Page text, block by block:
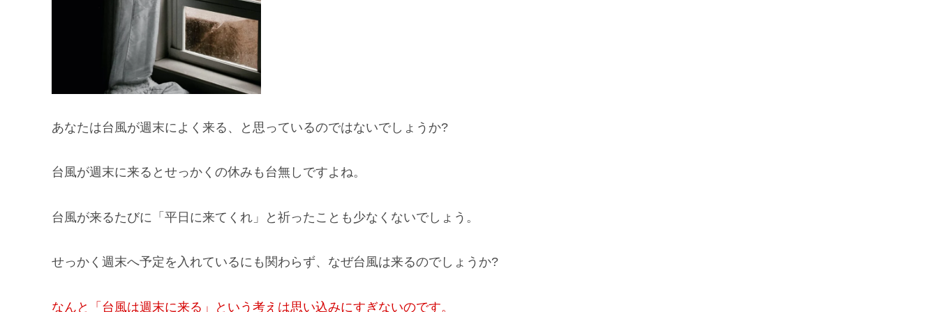
あなたは台風が週末によく来る、と思っているのではないでしょうか?
台風が週末に来るとせっかくの休みも台無しですよね。
台風が来るたびに「平日に来てくれ」と祈ったことも少なくないでしょう。
せっかく週末へ予定を入れているにも関わらず、なぜ台風は来るのでしょうか?
なんと「台風は週末に来る」という考えは思い込みにすぎないのです。